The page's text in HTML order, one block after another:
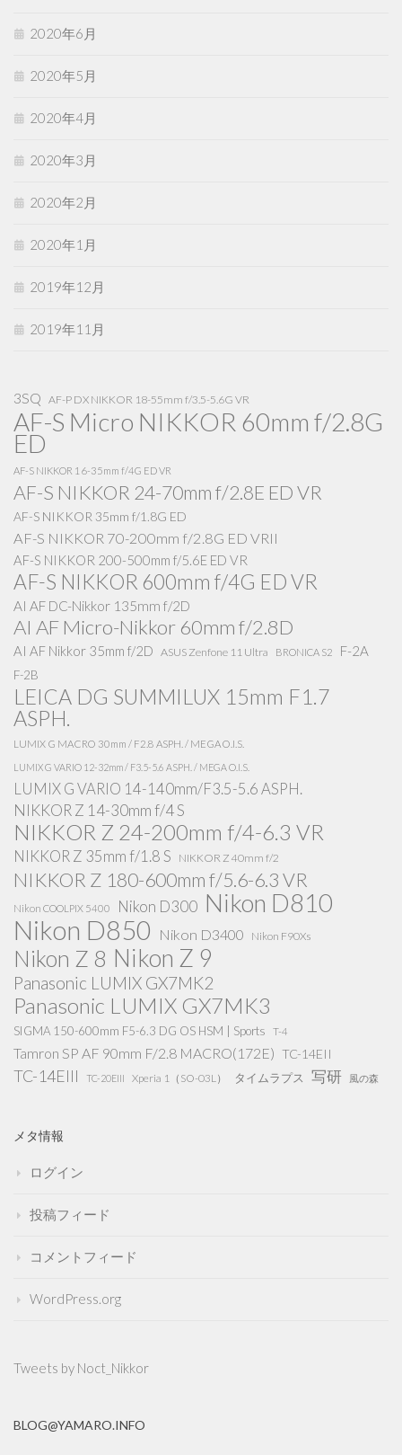
2020年6月
2020年5月
2020年4月
2020年3月
2020年2月
2020年1月
2019年12月
2019年11月
3SQ AF-P DX NIKKOR 18-55mm f/3.5-5.6G VR
AF-S Micro NIKKOR 60mm f/2.8G
ED
AF-S NIKKOR 16-35mm f/4G ED VR
AF-S NIKKOR 24-70mm f/2.8E ED VR
AF-S NIKKOR 35mm f/1.8G ED
AF-S NIKKOR 70-200mm f/2.8G ED VRII
AF-S NIKKOR 200-500mm f/5.6E ED VR
AF-S NIKKOR 600mm f/4G ED VR
AI AF DC-Nikkor 135mm f/2D
AI AF Micro-Nikkor 60mm f/2.8D
AI AF Nikkor 35mm f/2D ASUS Zenfone 11 Ultra BRONICA S2 F-2A
F-2B
LEICA DG SUMMILUX 15mm F1.7
ASPH.
LUMIX G MACRO 30mm / F2.8 ASPH. / MEGA O.I.S.
LUMIX G VARIO 12-32mm / F3.5-5.6 ASPH. / MEGA O.I.S.
LUMIX G VARIO 14-140mm/F3.5-5.6 ASPH.
NIKKOR Z 14-30mm f/4 S
NIKKOR Z 24-200mm f/4-6.3 VR
NIKKOR Z 35mm f/1.8 S NIKKOR Z 40mm f/2
NIKKOR Z 180-600mm f/5.6-6.3 VR
Nikon COOLPIX 5400 Nikon D300 Nikon D810
Nikon D850 Nikon D3400 Nikon F90Xs
Nikon Z 8 Nikon Z 9
Panasonic LUMIX GX7MK2
Panasonic LUMIX GX7MK3
SIGMA 150-600mm F5-6.3 DG OS HSM | Sports T-4
Tamron SP AF 90mm F/2.8 MACRO(172E) TC-14EII
TC-14EIII TC-20EIII Xperia 1（SO-03L） タイムラプス 写研 風の森
メタ情報
ログイン
投稿フィード
コメントフィード
WordPress.org
Tweets by Noct_Nikkor
BLOG@YAMARO.INFO